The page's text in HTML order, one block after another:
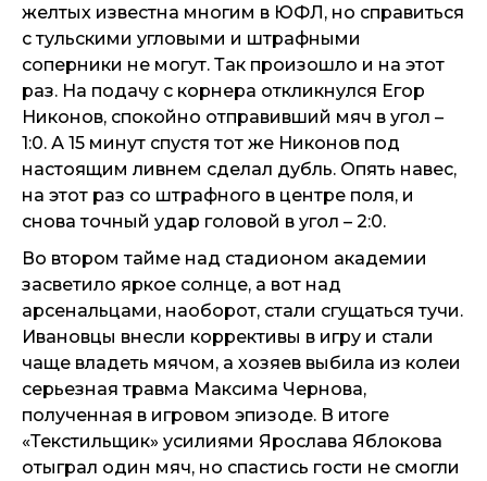
желтых известна многим в ЮФЛ, но справиться
с тульскими угловыми и штрафными
соперники не могут. Так произошло и на этот
раз. На подачу с корнера откликнулся Егор
Никонов, спокойно отправивший мяч в угол –
1:0. А 15 минут спустя тот же Никонов под
настоящим ливнем сделал дубль. Опять навес,
на этот раз со штрафного в центре поля, и
снова точный удар головой в угол – 2:0.
Во втором тайме над стадионом академии
засветило яркое солнце, а вот над
арсенальцами, наоборот, стали сгущаться тучи.
Ивановцы внесли коррективы в игру и стали
чаще владеть мячом, а хозяев выбила из колеи
серьезная травма Максима Чернова,
полученная в игровом эпизоде. В итоге
«Текстильщик» усилиями Ярослава Яблокова
отыграл один мяч, но спастись гости не смогли